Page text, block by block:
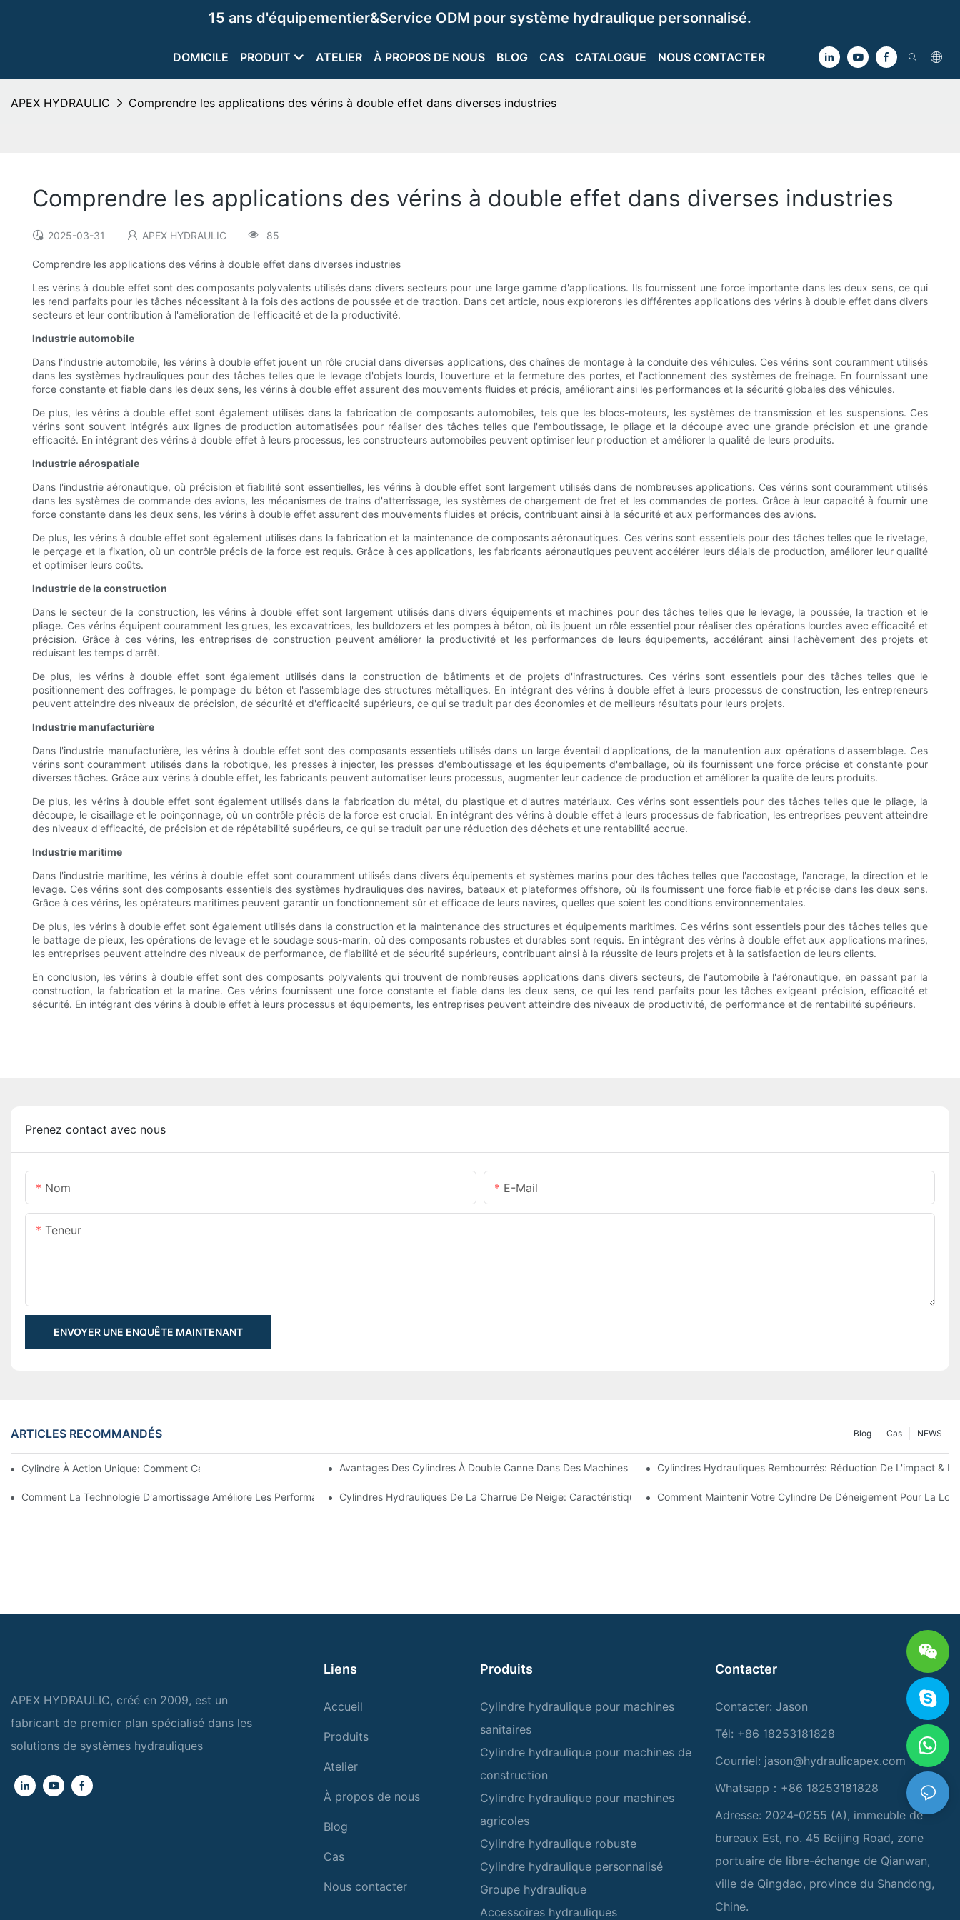
15 ans d'équipementier&Service ODM pour système hydraulique personnalisé.
DOMICILE PRODUIT ATELIER À PROPOS DE NOUS BLOG CAS CATALOGUE NOUS CONTACTER
APEX HYDRAULIC Comprendre les applications des vérins à double effet dans diverses industries
Comprendre les applications des vérins à double effet dans diverses industries
2025-03-31 APEX HYDRAULIC 85
Comprendre les applications des vérins à double effet dans diverses industries
Les vérins à double effet sont des composants polyvalents utilisés dans divers secteurs pour une large gamme d'applications. Ils fournissent une force importante dans les deux sens, ce qui
les rend parfaits pour les tâches nécessitant à la fois des actions de poussée et de traction. Dans cet article, nous explorerons les différentes applications des vérins à double effet dans divers
secteurs et leur contribution à l'amélioration de l'efficacité et de la productivité.
Industrie automobile
Dans l'industrie automobile, les vérins à double effet jouent un rôle crucial dans diverses applications, des chaînes de montage à la conduite des véhicules. Ces vérins sont couramment utilisés
dans les systèmes hydrauliques pour des tâches telles que le levage d'objets lourds, l'ouverture et la fermeture des portes, et l'actionnement des systèmes de freinage. En fournissant une
force constante et fiable dans les deux sens, les vérins à double effet assurent des mouvements fluides et précis, améliorant ainsi les performances et la sécurité globales des véhicules.
De plus, les vérins à double effet sont également utilisés dans la fabrication de composants automobiles, tels que les blocs-moteurs, les systèmes de transmission et les suspensions. Ces
vérins sont souvent intégrés aux lignes de production automatisées pour réaliser des tâches telles que l'emboutissage, le pliage et la découpe avec une grande précision et une grande
efficacité. En intégrant des vérins à double effet à leurs processus, les constructeurs automobiles peuvent optimiser leur production et améliorer la qualité de leurs produits.
Industrie aérospatiale
Dans l'industrie aéronautique, où précision et fiabilité sont essentielles, les vérins à double effet sont largement utilisés dans de nombreuses applications. Ces vérins sont couramment utilisés
dans les systèmes de commande des avions, les mécanismes de trains d'atterrissage, les systèmes de chargement de fret et les commandes de portes. Grâce à leur capacité à fournir une
force constante dans les deux sens, les vérins à double effet assurent des mouvements fluides et précis, contribuant ainsi à la sécurité et aux performances des avions.
De plus, les vérins à double effet sont également utilisés dans la fabrication et la maintenance de composants aéronautiques. Ces vérins sont essentiels pour des tâches telles que le rivetage,
le perçage et la fixation, où un contrôle précis de la force est requis. Grâce à ces applications, les fabricants aéronautiques peuvent accélérer leurs délais de production, améliorer leur qualité
et optimiser leurs coûts.
Industrie de la construction
Dans le secteur de la construction, les vérins à double effet sont largement utilisés dans divers équipements et machines pour des tâches telles que le levage, la poussée, la traction et le
pliage. Ces vérins équipent couramment les grues, les excavatrices, les bulldozers et les pompes à béton, où ils jouent un rôle essentiel pour réaliser des opérations lourdes avec efficacité et
précision. Grâce à ces vérins, les entreprises de construction peuvent améliorer la productivité et les performances de leurs équipements, accélérant ainsi l'achèvement des projets et
réduisant les temps d'arrêt.
De plus, les vérins à double effet sont également utilisés dans la construction de bâtiments et de projets d'infrastructures. Ces vérins sont essentiels pour des tâches telles que le
positionnement des coffrages, le pompage du béton et l'assemblage des structures métalliques. En intégrant des vérins à double effet à leurs processus de construction, les entrepreneurs
peuvent atteindre des niveaux de précision, de sécurité et d'efficacité supérieurs, ce qui se traduit par des économies et de meilleurs résultats pour leurs projets.
Industrie manufacturière
Dans l'industrie manufacturière, les vérins à double effet sont des composants essentiels utilisés dans un large éventail d'applications, de la manutention aux opérations d'assemblage. Ces
vérins sont couramment utilisés dans la robotique, les presses à injecter, les presses d'emboutissage et les équipements d'emballage, où ils fournissent une force précise et constante pour
diverses tâches. Grâce aux vérins à double effet, les fabricants peuvent automatiser leurs processus, augmenter leur cadence de production et améliorer la qualité de leurs produits.
De plus, les vérins à double effet sont également utilisés dans la fabrication du métal, du plastique et d'autres matériaux. Ces vérins sont essentiels pour des tâches telles que le pliage, la
découpe, le cisaillage et le poinçonnage, où un contrôle précis de la force est crucial. En intégrant des vérins à double effet à leurs processus de fabrication, les entreprises peuvent atteindre
des niveaux d'efficacité, de précision et de répétabilité supérieurs, ce qui se traduit par une réduction des déchets et une rentabilité accrue.
Industrie maritime
Dans l'industrie maritime, les vérins à double effet sont couramment utilisés dans divers équipements et systèmes marins pour des tâches telles que l'accostage, l'ancrage, la direction et le
levage. Ces vérins sont des composants essentiels des systèmes hydrauliques des navires, bateaux et plateformes offshore, où ils fournissent une force fiable et précise dans les deux sens.
Grâce à ces vérins, les opérateurs maritimes peuvent garantir un fonctionnement sûr et efficace de leurs navires, quelles que soient les conditions environnementales.
De plus, les vérins à double effet sont également utilisés dans la construction et la maintenance des structures et équipements maritimes. Ces vérins sont essentiels pour des tâches telles que
le battage de pieux, les opérations de levage et le soudage sous-marin, où des composants robustes et durables sont requis. En intégrant des vérins à double effet aux applications marines,
les entreprises peuvent atteindre des niveaux de performance, de fiabilité et de sécurité supérieurs, contribuant ainsi à la réussite de leurs projets et à la satisfaction de leurs clients.
En conclusion, les vérins à double effet sont des composants polyvalents qui trouvent de nombreuses applications dans divers secteurs, de l'automobile à l'aéronautique, en passant par la
construction, la fabrication et la marine. Ces vérins fournissent une force constante et fiable dans les deux sens, ce qui les rend parfaits pour les tâches exigeant précision, efficacité et
sécurité. En intégrant des vérins à double effet à leurs processus et équipements, les entreprises peuvent atteindre des niveaux de productivité, de performance et de rentabilité supérieurs.
Prenez contact avec nous
Nom E-Mail
Teneur
ENVOYER UNE ENQUÊTE MAINTENANT
ARTICLES RECOMMANDÉS NEWS
Cas
Blog
Cylindre À Action Unique: Comment Cela Fonctionne & Applications CommunesAvantages Des Cylindres À Double Canne Dans Des Machines De PrécisionCylindres Hydrauliques Rembourrés: Réduction De L'impact &
Comment La Technologie D'amortissage Améliore Les Performances De Cylindre HydrauliqueCylindres Hydrauliques De La Charrue De Neige: Caractéristiques Clés Pour Les Conditions Hivernales Dures
Comment Maintenir Votre Cylindre De Déneigement Pour La
APEX HYDRAULIC, créé en 2009, est un
fabricant de premier plan spécialisé dans les
solutions de systèmes hydrauliques
Liens
Accueil
Produits
Atelier
À propos de nous
Blog
Cas
Nous contacter
Produits
Cylindre hydraulique pour machines
sanitaires
Cylindre hydraulique pour machines de
construction
Cylindre hydraulique pour machines
agricoles
Cylindre hydraulique robuste
Cylindre hydraulique personnalisé
Groupe hydraulique
Accessoires hydrauliques
Contacter
Contacter: Jason
Tél: +86 18253181828
Courriel: jason@hydraulicapex.com
Whatsapp：+86 18253181828
Adresse: 2024-0255 (A), immeuble de
bureaux Est, no. 45 Beijing Road, zone
portuaire de libre-échange de Qianwan,
ville de Qingdao, province du Shandong,
Chine.